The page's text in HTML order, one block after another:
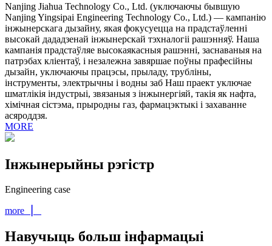
Nanjing Jiahua Technology Co., Ltd. (уключаючы бывшую
Nanjing Yingsipai Engineering Technology Co., Ltd.) — кампанію
інжынерскага дызайну, якая фокусуецца на прадстаўленні
высокай дададзенай інжынерскай тэхналогіі рашэнняў. Наша
кампанія прадстаўляе высокаякасныя рашэнні, заснаваныя на
патрэбах кліентаў, і незалежна завяршае поўны прафесійны
дызайн, уключаючы працэсы, прыладу, трубліны,
інструменты, электрычны і водны заб Наш праект уключае
шматлікія індустрыі, звязаныя з інжынергіяй, такія як нафта,
хімічная сістэма, прыродны газ, фармацэктыкі і захаванне
асяроддзя.
MORE
Інжынерыйны рэгістр
Engineering case
more ▏
Навучыць больш інфармацыі